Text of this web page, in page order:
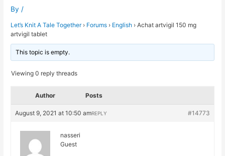
By /
Let’s Knit A Tale Together › Forums › English › Achat artvigil 150 mg
artvigil tablet
This topic is empty.
Viewing 0 reply threads
Author Posts
August 9, 2021 at 10:50 am #14773
REPLY
nasseri
Guest